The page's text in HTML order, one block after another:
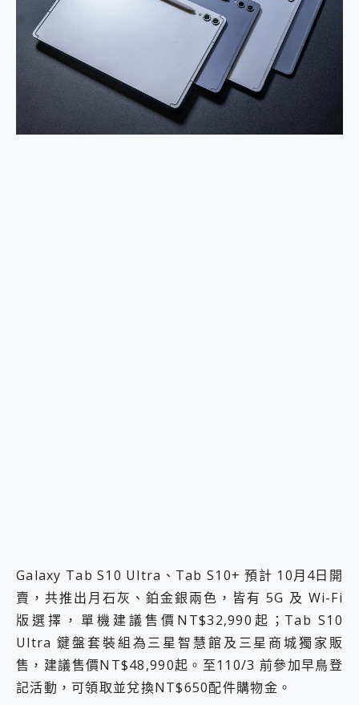
Locawhere AnyTo 寶可夢飛人 AnyTo 不出門也可以飛遍全世界
Xiaomi 14 Ultra 開箱 評測~ 有深度的 Leica 影像旗艦手機! 加碼小旗艦 Xiaomi 14 開箱 評測
MSI Claw 掌機專屬配件包 來囉 完美保護 MSI Claw A1M-026TW 電競掌機
Galaxy Tab S10 Ultra、Tab S10+ 預計 10月4日開
賣，共推出月石灰、鉑金銀兩色，皆有 5G 及 Wi-Fi
版選擇，單機建議售價NT$32,990起；Tab S10
Ultra 鍵盤套裝組為三星智慧館及三星商城獨家販
售，建議售價NT$48,990起。至110/3 前參加早鳥登
記活動，可領取並兌換NT$650配件購物金。